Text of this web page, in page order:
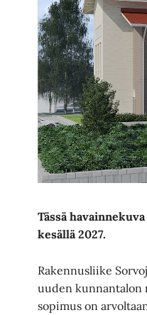
Tässä
kesällä 2027.
Rakennusliike
uuden kunnantalon
sopimus on